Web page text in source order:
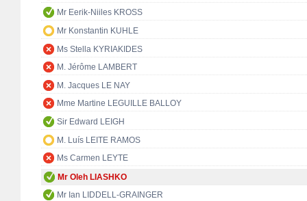
Mr Eerik-Niiles KROSS
Mr Konstantin KUHLE
Ms Stella KYRIAKIDES
M. Jérôme LAMBERT
M. Jacques LE NAY
Mme Martine LEGUILLE BALLOY
Sir Edward LEIGH
M. Luís LEITE RAMOS
Ms Carmen LEYTE
Mr Oleh LIASHKO
Mr Ian LIDDELL-GRAINGER